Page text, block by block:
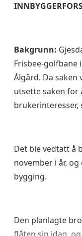
Bakgrunn:
Frisbee-
Ålgård. Da
utsette saken for
brukerinteresser,
Det ble vedtatt å
november i år,
bygging.
Den planlagte